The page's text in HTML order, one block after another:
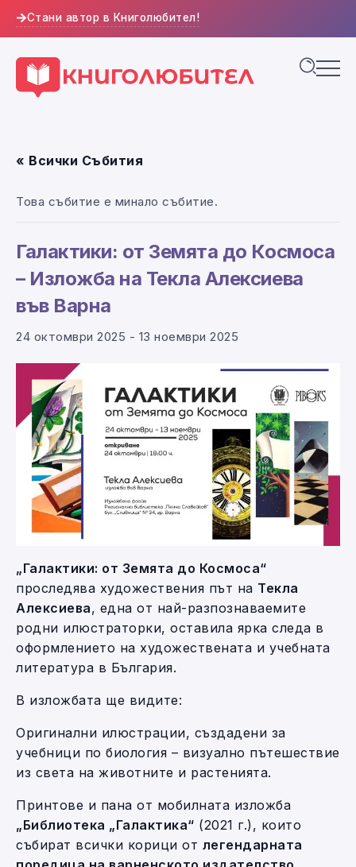
Стани автор в Книголюбител!
« Всички Събития
Това събитие е минало събитие.
Галактики: от Земята до Космоса
– Изложба на Текла Алексиева
във Варна
24 октомври 2025 - 13 ноември 2025
„Галактики: от Земята до Космоса“
проследява художествения път на Текла
Алексиева, една от най-разпознаваемите
родни илюстраторки, оставила ярка следа в
оформлението на художествената и учебната
литература в България.
В изложбата ще видите:
Оригинални илюстрации, създадени за
учебници по биология – визуално пътешествие
из света на животните и растенията.
Принтове и пана от мобилната изложба
„Библиотека „Галактика“ (2021 г.), които
събират всички корици от легендарната